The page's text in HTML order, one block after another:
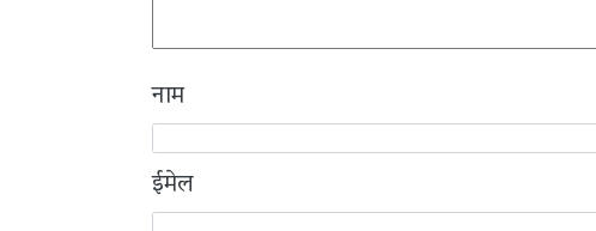
नाम
ईमेल